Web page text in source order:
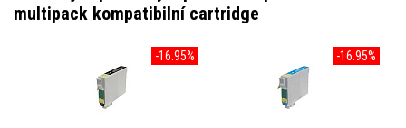
multipack kompatibilní cartridge
-16.95% -16.95%